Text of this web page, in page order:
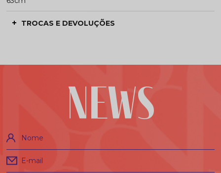
TROCAS E DEVOLUÇÕES
NEWS
Nome
E-mail